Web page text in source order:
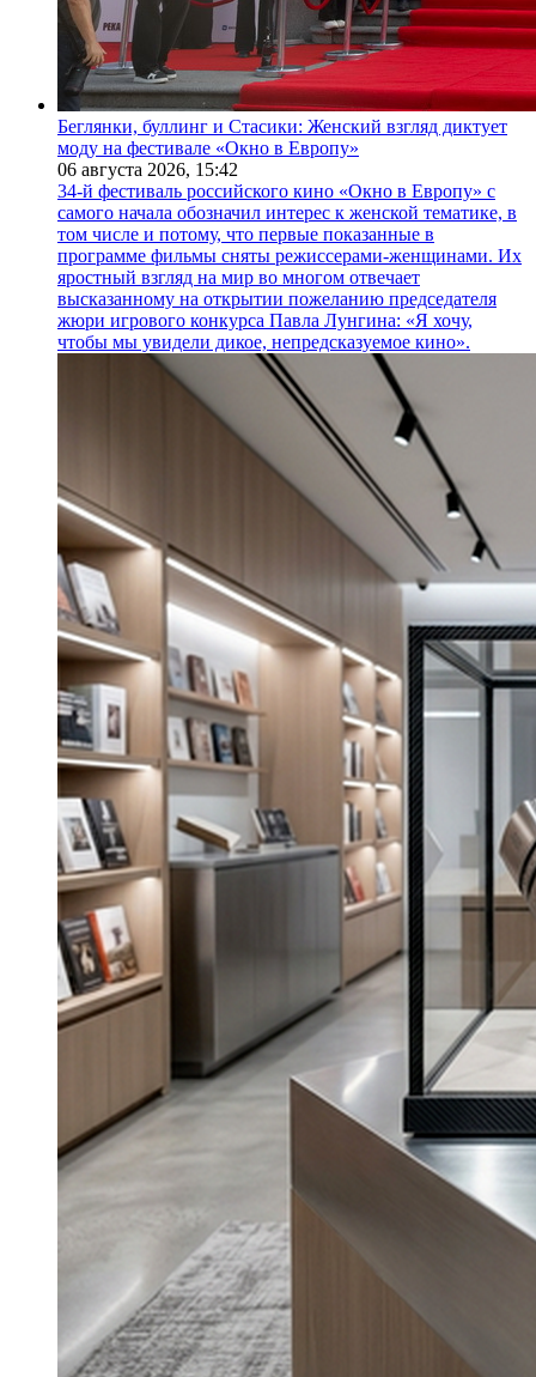
Беглянки, буллинг и Стасики: Женский взгляд диктует
моду на фестивале «Окно в Европу»
06 августа 2026, 15:42
34-й фестиваль российского кино «Окно в Европу» с
самого начала обозначил интерес к женской тематике, в
том числе и потому, что первые показанные в
программе фильмы сняты режиссерами-женщинами. Их
яростный взгляд на мир во многом отвечает
высказанному на открытии пожеланию председателя
жюри игрового конкурса Павла Лунгина: «Я хочу,
чтобы мы увидели дикое, непредсказуемое кино».